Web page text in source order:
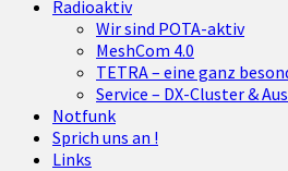
Radioaktiv
Wir sind POTA-aktiv
MeshCom 4.0
TETRA – eine ganz
Service – DX-Cluster &
Notfunk
Sprich uns an !
Links